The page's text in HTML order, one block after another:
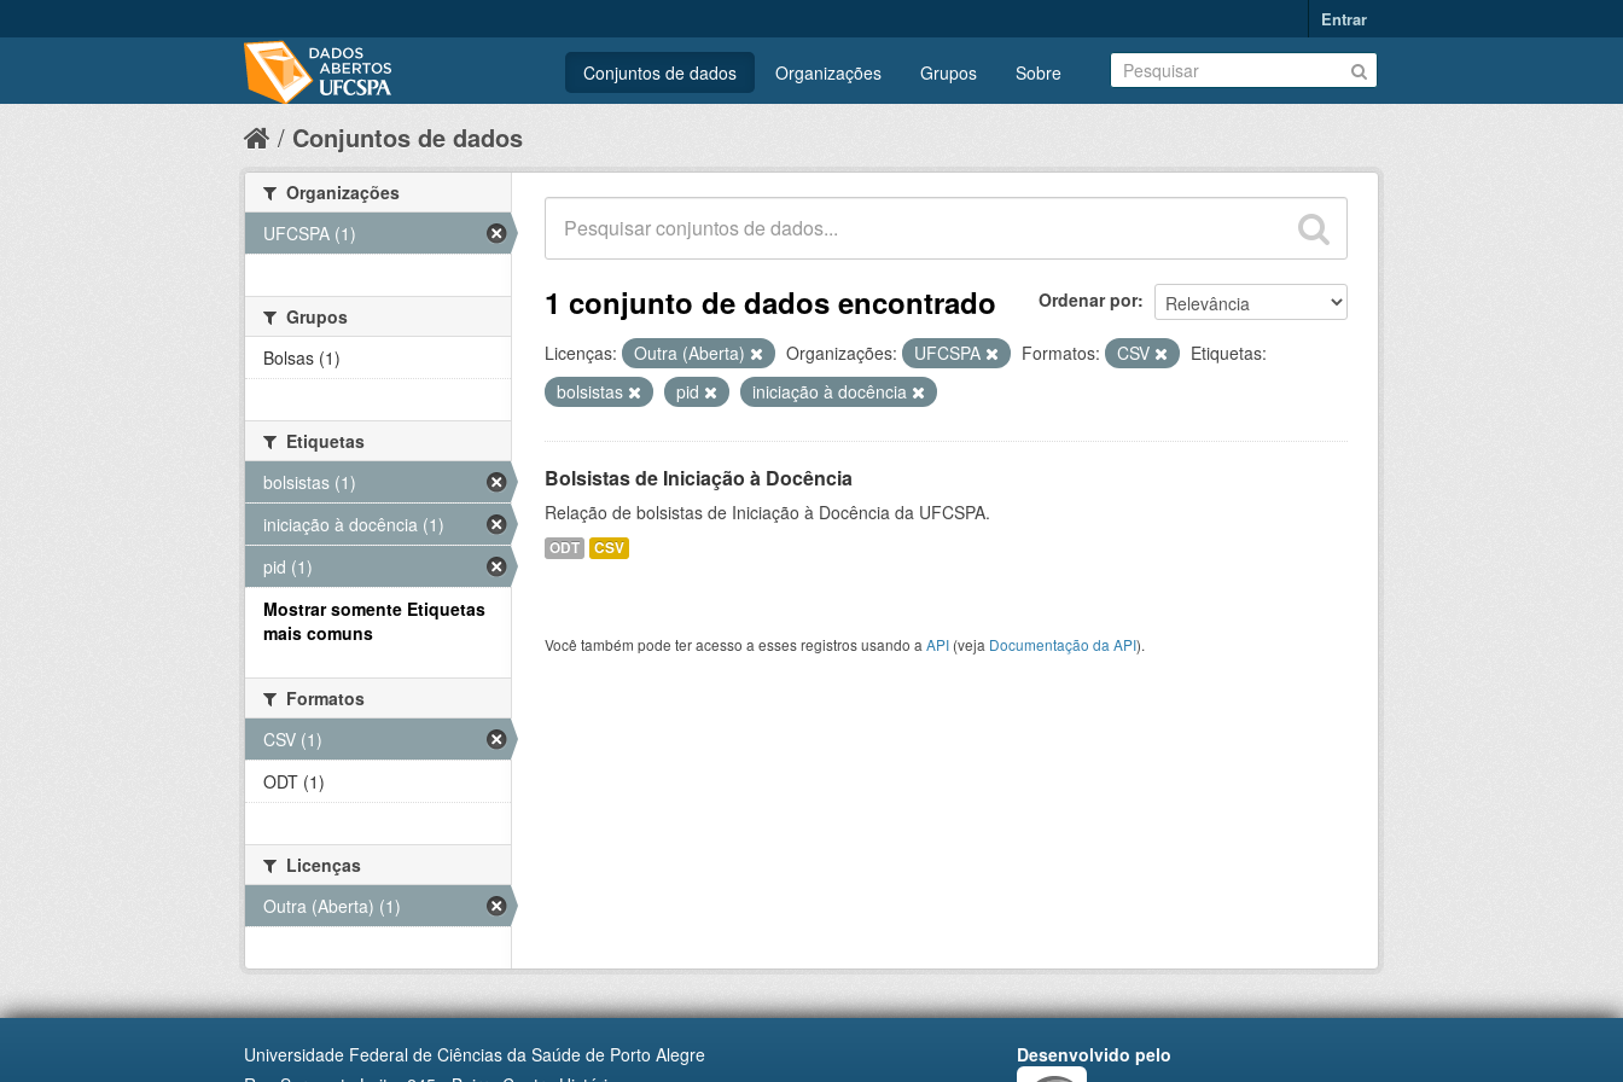
Entrar
Conjuntos de dados Organizações Grupos Sobre
Conjuntos de dados
Ordenar por
1 conjunto de dados encontrado
Licenças: Outra (Aberta) Organizações: UFCSPA Formatos: CSV
Etiquetas:
bolsistas
pid iniciação à docência
Bolsistas de Iniciação à Docência
Relação de bolsistas de Iniciação à Docência da UFCSPA.
ODT CSV
Você também pode ter acesso a esses registros usando a API (veja Documentação da API).
Organizações
UFCSPA (1)
Grupos
Bolsas (1)
Etiquetas
bolsistas (1)
iniciação à docência (1)
pid (1)
Mostrar somente Etiquetas
mais comuns
Formatos
CSV (1)
ODT (1)
Licenças
Outra (Aberta) (1)
Universidade Federal de Ciências da Saúde de Porto Alegre
Desenvolvido pelo